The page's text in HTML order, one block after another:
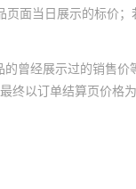
面当日展示的标价
曾经展示过的销售价
以订单结算页价格为